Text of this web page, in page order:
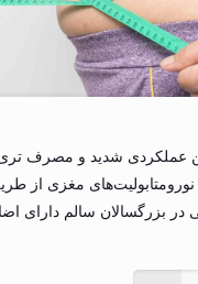
عملکردی شدید و مصرف
نورومتابولیت‌های مغزی از
در بزرگسالان سالم دارای